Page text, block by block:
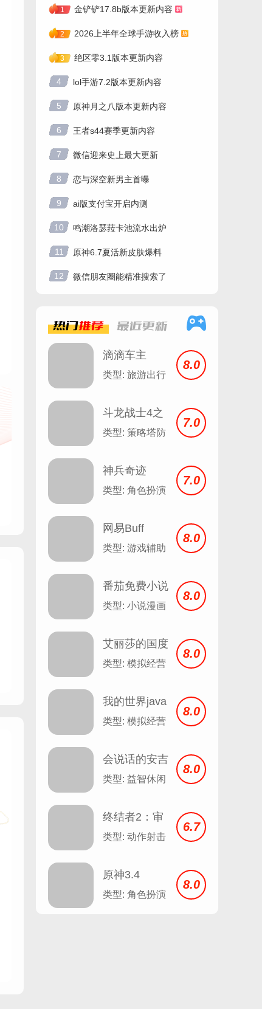
1 金铲铲17.8b版本更新内容
2 2026上半年全球手游收入榜
3 绝区零3.1版本更新内容
4 lol手游7.2版本更新内容
5 原神月之八版本更新内容
6 王者s44赛季更新内容
7 微信迎来史上最大更新
8 恋与深空新男主首曝
9 ai版支付宝开启内测
10 鸣潮洛瑟菈卡池流水出炉
11 原神6.7夏活新皮肤爆料
12 微信朋友圈能精准搜索了
热门推荐 最近更新
滴滴车主
8.1.12
类型: 旅游出行
8.0
斗龙战士4之
双龙核
类型: 策略塔防
7.0
神兵奇迹
类型: 角色扮演
7.0
网易Buff
类型: 游戏辅助
8.0
番茄免费小说
安卓
类型: 小说漫画
8.0
艾丽莎的国度
类型: 模拟经营
8.0
我的世界java
版
类型: 模拟经营
8.0
会说话的安吉
拉 Talking
类型: 益智休闲
8.0
终结者2：审
判日
类型: 动作射击
6.7
原神3.4
类型: 角色扮演
8.0